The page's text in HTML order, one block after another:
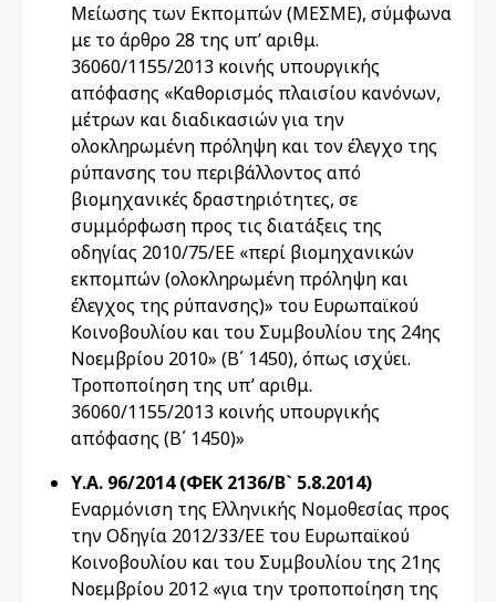
Μείωσης των Εκπομπών (ΜΕΣΜΕ), σύμφωνα
με το άρθρο 28 της υπ’ αριθμ.
36060/1155/2013 κοινής υπουργικής
απόφασης «Καθορισμός πλαισίου κανόνων,
μέτρων και διαδικασιών για την
ολοκληρωμένη πρόληψη και τον έλεγχο της
ρύπανσης του περιβάλλοντος από
βιομηχανικές δραστηριότητες, σε
συμμόρφωση προς τις διατάξεις της
οδηγίας 2010/75/ΕΕ «περί βιομηχανικών
εκπομπών (ολοκληρωμένη πρόληψη και
έλεγχος της ρύπανσης)» του Ευρωπαϊκού
Κοινοβουλίου και του Συμβουλίου της 24ης
Νοεμβρίου 2010» (Β΄ 1450), όπως ισχύει.
Τροποποίηση της υπ’ αριθμ.
36060/1155/2013 κοινής υπουργικής
απόφασης (Β΄ 1450)»
Υ.Α. 96/2014 (ΦΕΚ 2136/Β` 5.8.2014)
Εναρμόνιση της Ελληνικής Νομοθεσίας προς
την Οδηγία 2012/33/ΕΕ του Ευρωπαϊκού
Κοινοβουλίου και του Συμβουλίου της 21ης
Νοεμβρίου 2012 «για την τροποποίηση της